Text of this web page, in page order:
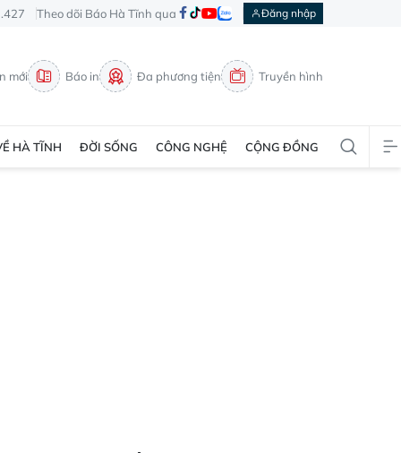
Theo dõi Báo Hà Tĩnh qua Đăng nhập
mới Báo in Đa phương tiện Truyền hình
HÀ TĨNH ĐỜI SỐNG CÔNG NGHỆ CỘNG ĐỒNG